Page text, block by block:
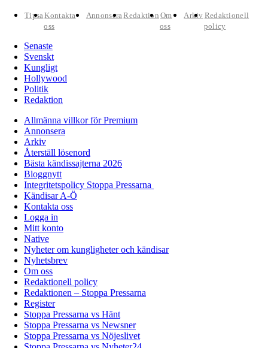
TipsaKontakta
oss
AnnonseraRedaktion Om
oss
Arkiv Redaktionell
policy
Senaste
Svenskt
Kungligt
Hollywood
Politik
Redaktion
Allmänna villkor för Premium
Annonsera
Arkiv
Återställ lösenord
Bästa kändissajterna 2026
Bloggnytt
Integritetspolicy Stoppa Pressarna
Kändisar A-Ö
Kontakta oss
Logga in
Mitt konto
Native
Nyheter om kungligheter och kändisar
Nyhetsbrev
Om oss
Redaktionell policy
Redaktionen – Stoppa Pressarna
Register
Stoppa Pressarna vs Hänt
Stoppa Pressarna vs Newsner
Stoppa Pressarna vs Nöjeslivet